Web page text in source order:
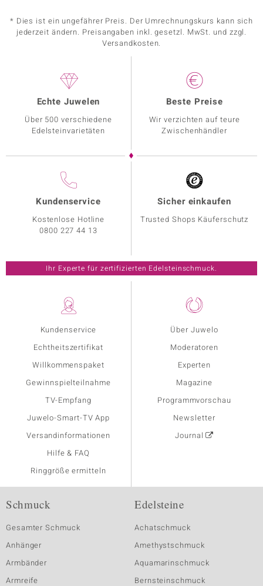
* Dies ist ein ungefährer Preis. Der Umrechnungskurs kann sich
jederzeit ändern. Preisangaben inkl. gesetzl. MwSt. und zzgl.
Versandkosten.
Kundenservice
Echtheitszertifikat
Willkommenspaket
Gewinnspielteilnahme
TV-Empfang
Juwelo-Smart-TV App
Versandinformationen
Hilfe & FAQ
Ringgröße ermitteln
Über Juwelo
Moderatoren
Experten
Magazine
Programmvorschau
Newsletter
Journal
Echte Juwelen
Über 500 verschiedene
Edelsteinvarietäten
Beste Preise
Wir verzichten auf teure
Zwischenhändler
Kundenservice
Kostenlose Hotline
0800 227 44 13
Sicher einkaufen
Trusted Shops Käuferschutz
Ihr Experte für zertifizierten Edelsteinschmuck.
Schmuck
Gesamter Schmuck
Anhänger
Armbänder
Armreife
Edelsteine
Achatschmuck
Amethystschmuck
Aquamarinschmuck
Bernsteinschmuck